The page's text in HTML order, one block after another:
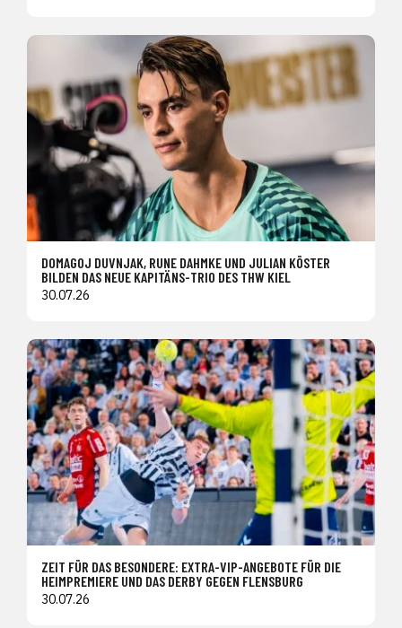
DOMAGOJ DUVNJAK, RUNE DAHMKE UND JULIAN KÖSTER
BILDEN DAS NEUE KAPITÄNS-TRIO DES THW KIEL
30.07.26
ZEIT FÜR DAS BESONDERE: EXTRA-VIP-ANGEBOTE FÜR DIE
HEIMPREMIERE UND DAS DERBY GEGEN FLENSBURG
30.07.26